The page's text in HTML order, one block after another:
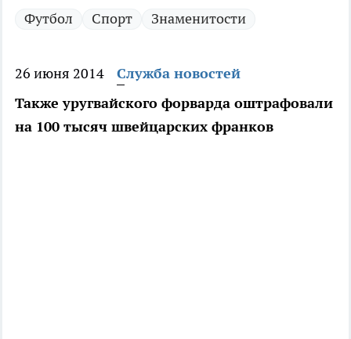
Футбол Спорт Знаменитости
26 июня 2014
Служба новостей
Также уругвайского форварда оштрафовали
на 100 тысяч швейцарских франков